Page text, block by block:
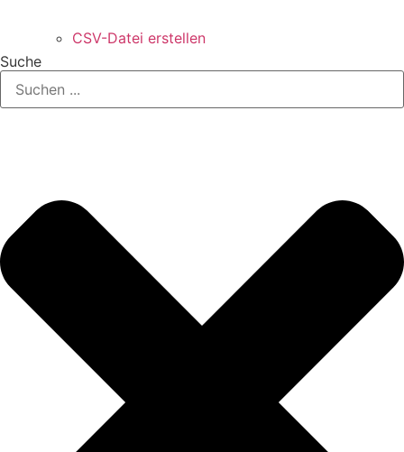
CSV-Datei erstellen
Suche